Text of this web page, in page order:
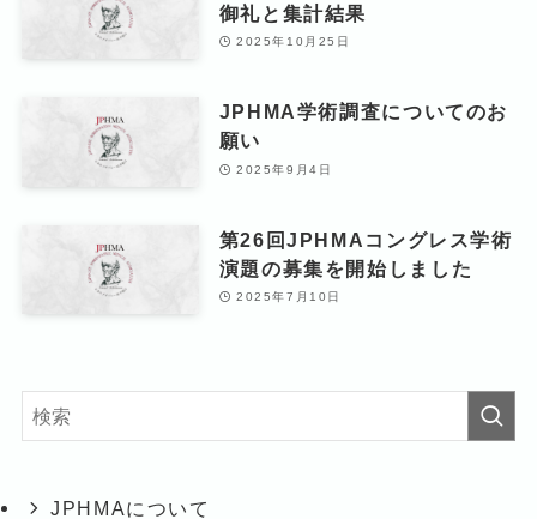
御礼と集計結果
2025年10月25日
JPHMA学術調査についてのお
願い
2025年9月4日
第26回JPHMAコングレス学術
演題の募集を開始しました
2025年7月10日
JPHMAについて